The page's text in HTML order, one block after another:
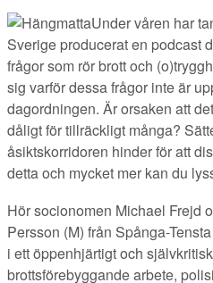
Under våren har
Sverige producerat en podcast
frågor som rör brott och
sig varför dessa frågor inte är
dagordningen. Är orsaken att
dåligt för tillräckligt många?
åsiktskorridoren hinder för att
detta och mycket mer kan du
Hör socionomen Michael Frejd
Persson (M) från Spånga-
i ett öppenhjärtigt och
brottsförebyggande arbete,